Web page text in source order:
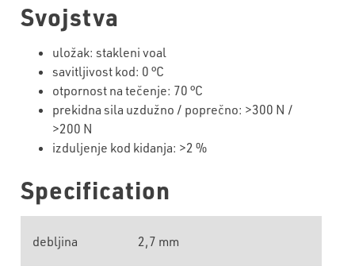
Svojstva
uložak: stakleni voal
savitljivost kod: 0 °C
otpornost na tečenje: 70 °C
prekidna sila uzdužno / poprečno: >300 N /
>200 N
izduljenje kod kidanja: >2 %
Specification
debljina 2,7 mm